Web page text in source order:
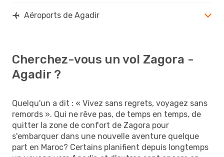
Aéroports de Agadir
Cherchez-vous un vol Zagora -
Agadir ?
Quelqu'un a dit : « Vivez sans regrets, voyagez sans
remords ». Qui ne rêve pas, de temps en temps, de
quitter la zone de confort de Zagora pour
s'embarquer dans une nouvelle aventure quelque
part en Maroc? Certains planifient depuis longtemps